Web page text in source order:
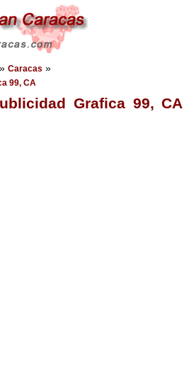
» Caracas »
99, CA
Grafica 99, CA